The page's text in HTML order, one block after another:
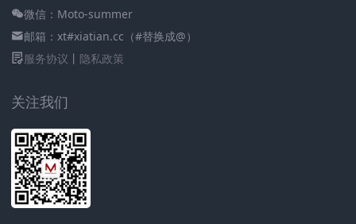
微信：Moto-summer
邮箱：xt#xiatian.cc（#替换成@）
服务协议 丨 隐私政策
关注我们